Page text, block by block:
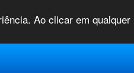
Ao clicar em